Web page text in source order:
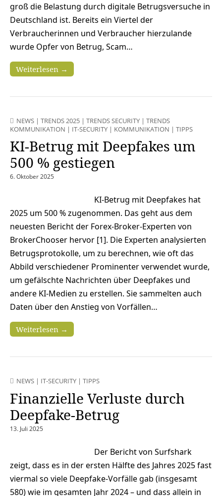
groß die Belastung durch digitale Betrugsversuche in
Deutschland ist. Bereits ein Viertel der
Verbraucherinnen und Verbraucher hierzulande
wurde Opfer von Betrug, Scam…
Weiterlesen →
NEWS | TRENDS 2025 | TRENDS SECURITY | TRENDS
KOMMUNIKATION | IT-SECURITY | KOMMUNIKATION | TIPPS
KI-Betrug mit Deepfakes um
500 % gestiegen
6. Oktober 2025
KI-Betrug mit Deepfakes hat
2025 um 500 % zugenommen. Das geht aus dem
neuesten Bericht der Forex-Broker-Experten von
BrokerChooser hervor [1]. Die Experten analysierten
Betrugsprotokolle, um zu berechnen, wie oft das
Abbild verschiedener Prominenter verwendet wurde,
um gefälschte Nachrichten über Deepfakes und
andere KI-Medien zu erstellen. Sie sammelten auch
Daten über den Anstieg von Vorfällen…
Weiterlesen →
NEWS | IT-SECURITY | TIPPS
Finanzielle Verluste durch
Deepfake-Betrug
13. Juli 2025
Der Bericht von Surfshark
zeigt, dass es in der ersten Hälfte des Jahres 2025 fast
viermal so viele Deepfake-Vorfälle gab (insgesamt
580) wie im gesamten Jahr 2024 – und dass allein in